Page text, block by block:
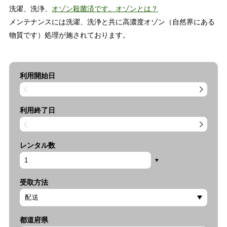
洗濯、洗浄、 オゾン殺菌済です。 オゾンとは？
メンテナンスには洗濯、洗浄と共に高濃度オゾン（自然界にある
物質です）処理が施されております。
利用開始日
利用終了日
レンタル数
受取方法
都道府県